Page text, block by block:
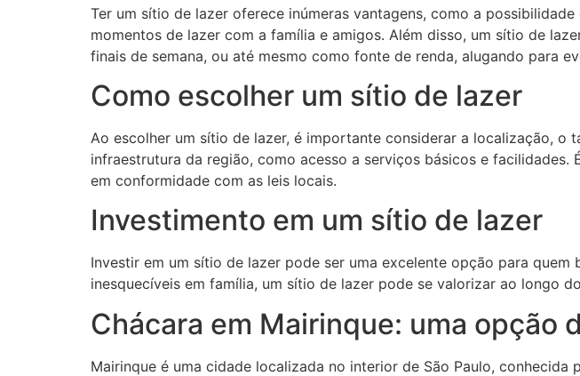
Ter um sítio de lazer oferece inúmeras vantagens, como a
momentos de lazer com a família e amigos. Além disso, um sítio de
finais de semana, ou até mesmo como fonte de renda, alugando para
Como escolher um sítio de lazer
Ao escolher um sítio de lazer, é importante considerar a localização, o
infraestrutura da região, como acesso a serviços básicos e
em conformidade com as leis locais.
Investimento em um sítio de lazer
Investir em um sítio de lazer pode ser uma excelente opção para
inesquecíveis em família, um sítio de lazer pode se valorizar ao longo
Chácara em Mairinque: uma opção
Mairinque é uma cidade localizada no interior de São Paulo,